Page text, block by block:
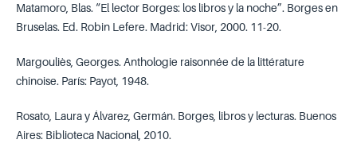
Matamoro, Blas. “El lector Borges: los libros y la noche”. Borges en
Bruselas. Ed. Robin Lefere. Madrid: Visor, 2000. 11-20.
Margouliès, Georges. Anthologie raisonnée de la littérature
chinoise. París: Payot, 1948.
Rosato, Laura y Álvarez, Germán. Borges, libros y lecturas. Buenos
Aires: Biblioteca Nacional, 2010.